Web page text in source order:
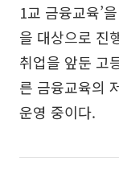
1교 금융교육’
을 대상으로 진
취업을 앞둔 고
른 금융교육의
운영 중이다.